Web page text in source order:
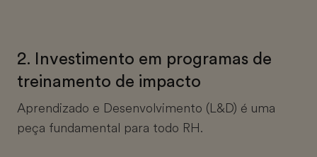
2. Investimento em programas de
treinamento de impacto
Aprendizado e Desenvolvimento (L&D) é uma
peça fundamental para todo RH.